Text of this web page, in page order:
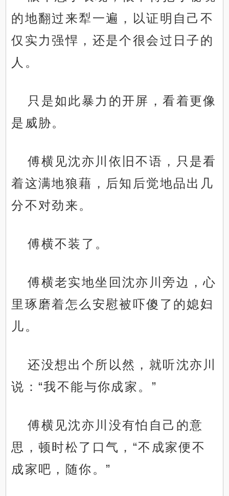
的地翻过来犁一遍，以证明自己不
仅实力强悍，还是个很会过日子的
人。
只是如此暴力的开屏，看着更像
是威胁。
傅横见沈亦川依旧不语，只是看
着这满地狼藉，后知后觉地品出几
分不对劲来。
傅横不装了。
傅横老实地坐回沈亦川旁边，心
里琢磨着怎么安慰被吓傻了的媳妇
儿。
还没想出个所以然，就听沈亦川
说：“我不能与你成家。”
傅横见沈亦川没有怕自己的意
思，顿时松了口气，“不成家便不
成家吧，随你。”